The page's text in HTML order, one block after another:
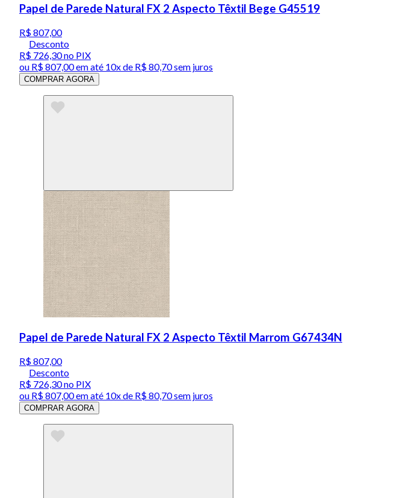
Papel de Parede Natural FX 2 Aspecto Têxtil Bege G45519
R$ 807,00
Desconto
R$ 726,30no PIX
ou R$ 807,00em até 10x de R$ 80,70 sem juros
COMPRAR AGORA
Papel de Parede Natural FX 2 Aspecto Têxtil Marrom G67434N
R$ 807,00
Desconto
R$ 726,30no PIX
ou R$ 807,00em até 10x de R$ 80,70 sem juros
COMPRAR AGORA